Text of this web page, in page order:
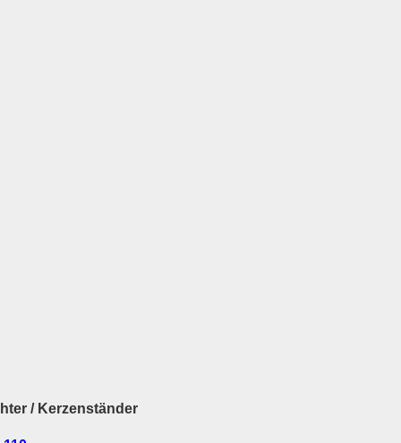
/ Kerzenständer